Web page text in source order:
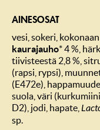
AINESOSAT
vesi, sokeri,
kaurajauho* 4 %,
tiivisteestä 2,8 %,
(rapsi, rypsi),
(E472e),
suola, väri
D2), jodi, hapate,
sp.